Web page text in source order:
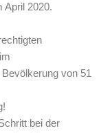
April 2020.
von 51
bei der